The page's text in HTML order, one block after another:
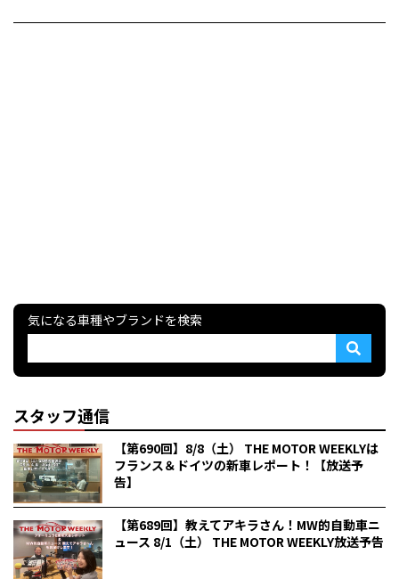
気になる車種やブランドを検索
スタッフ通信
【第690回】8/8（土） THE MOTOR WEEKLYは
フランス＆ドイツの新車レポート！【放送予
告】
【第689回】教えてアキラさん！MW的自動車ニ
ュース 8/1（土） THE MOTOR WEEKLY放送予告